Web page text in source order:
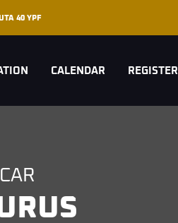
40 YPF
CALENDAR REGISTER
CAR